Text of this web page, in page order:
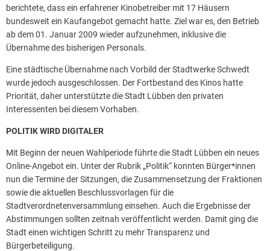
berichtete, dass ein erfahrener Kinobetreiber mit 17 Häusern
bundesweit ein Kaufangebot gemacht hatte. Ziel war es, den Betrieb
ab dem 01. Januar 2009 wieder aufzunehmen, inklusive die
Übernahme des bisherigen Personals.
Eine städtische Übernahme nach Vorbild der Stadtwerke Schwedt
wurde jedoch ausgeschlossen. Der Fortbestand des Kinos hatte
Priorität, daher unterstützte die Stadt Lübben den privaten
Interessenten bei diesem Vorhaben.
POLITIK WIRD DIGITALER
Mit Beginn der neuen Wahlperiode führte die Stadt Lübben ein neues
Online-Angebot ein. Unter der Rubrik „Politik“ konnten Bürger*innen
nun die Termine der Sitzungen, die Zusammensetzung der Fraktionen
sowie die aktuellen Beschlussvorlagen für die
Stadtverordnetenversammlung einsehen. Auch die Ergebnisse der
Abstimmungen sollten zeitnah veröffentlicht werden. Damit ging die
Stadt einen wichtigen Schritt zu mehr Transparenz und
Bürgerbeteiligung.